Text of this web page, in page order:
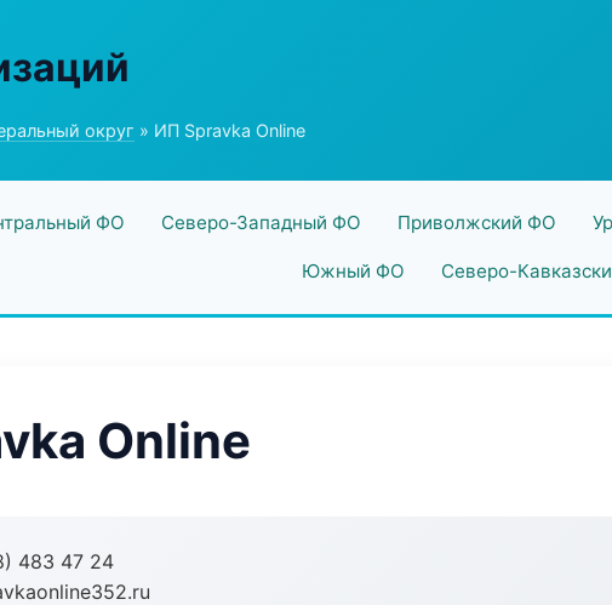
округ » ИП Spravka Online
ФО Северо-Западный ФО Приволжский ФО
Южный ФО Северо-
Online
483 47 24